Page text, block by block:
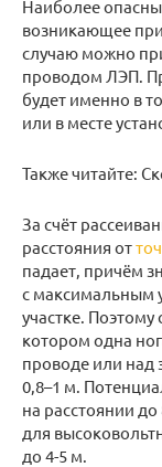
Наиболее
возникающее
случаю можно
проводом ЛЭП.
будет именно в
или в месте
Также читайте:
За счёт
расстояния от
падает, причём
с максимальным
участке.
котором одна
проводе или над
0,8–1 м.
на расстоянии
для
до 4-5 м.